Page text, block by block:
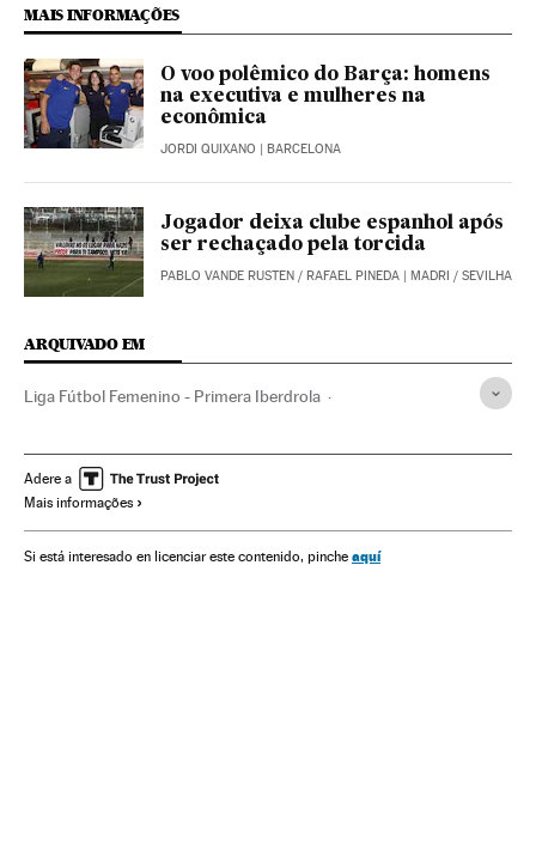
MAIS INFORMAÇÕES
O voo polêmico do Barça: homens
na executiva e mulheres na
econômica
JORDI QUIXANO | BARCELONA
Jogador deixa clube espanhol após
ser rechaçado pela torcida
PABLO VANDE RUSTEN / RAFAEL PINEDA | MADRI / SEVILHA
ARQUIVADO EM
Liga Fútbol Femenino - Primera Iberdrola
Futebol feminino Esporte feminino
Times esportes
Adere a
Mais informações
Si está interesado en licenciar este contenido, pinche aquí